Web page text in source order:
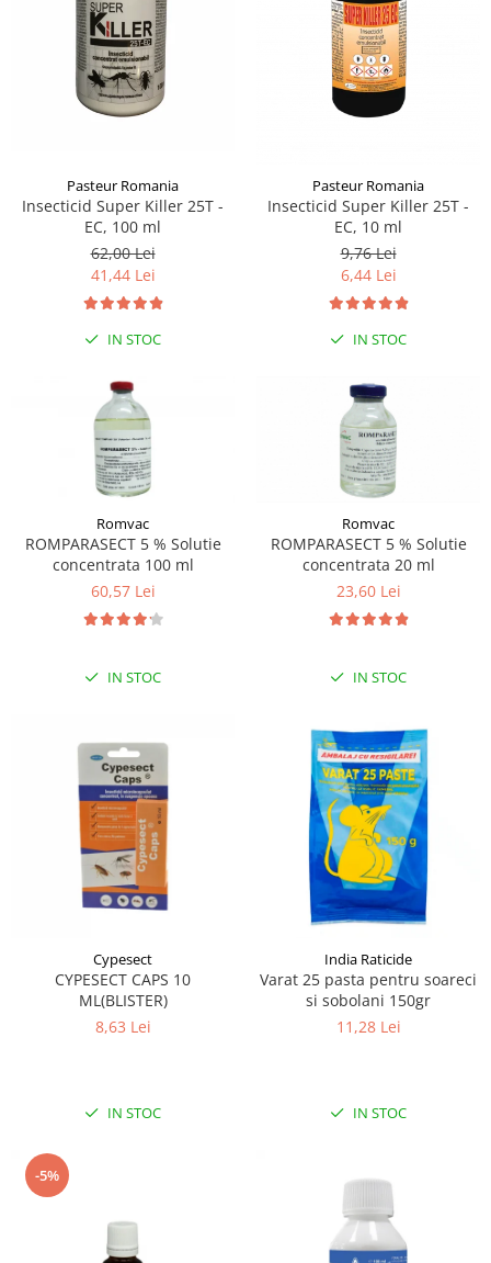
Sampoane si Balsamuri
Servetele Umede
Covorase absorbante
Curatare Ochi
Igiena Catel
Perii si descalcitoare caini
Solutii Atractante si repelente
Custi transport - Pisici
Jucarii Pisici
Lese, Hamuri si Zgarzi
Paturi, perne si cosuri pentru pisici
Pasteur Romania
Insecticid Super Killer 25T -
EC, 100 ml
62,00 Lei
41,44 Lei
IN STOC
Pasteur Romania
Insecticid Super Killer 25T -
EC, 10 ml
9,76 Lei
6,44 Lei
IN STOC
Romvac
ROMPARASECT 5 % Solutie
concentrata 100 ml
60,57 Lei
IN STOC
Romvac
ROMPARASECT 5 % Solutie
concentrata 20 ml
23,60 Lei
IN STOC
Cypesect
CYPESECT CAPS 10
ML(BLISTER)
8,63 Lei
IN STOC
India Raticide
Varat 25 pasta pentru soareci
si sobolani 150gr
11,28 Lei
IN STOC
-5%